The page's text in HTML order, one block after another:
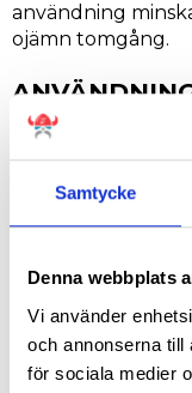
Samtycke
Denna webbplats
Vi använder
och annonserna till
för sociala medier
användning
ojämn tomgång.
En flaska
bensin.
Starta
varvtal
För bästa
mils körning.